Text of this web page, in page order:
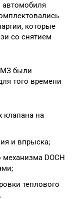
автомобиля
которые
со снятием
были
того времени
клапана на
и впрыска;
механизма DOCH
теплового